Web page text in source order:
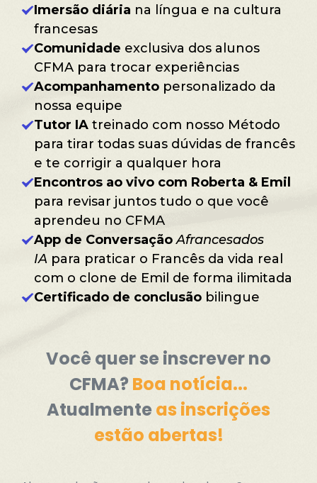
Imersão diária na língua e na cultura
francesas
Comunidade exclusiva dos alunos
CFMA para trocar experiências
Acompanhamento personalizado da
nossa equipe
Tutor IA treinado com nosso Método
para tirar todas suas dúvidas de francês
e te corrigir a qualquer hora
Encontros ao vivo com Roberta & Emil
para revisar juntos tudo o que você
aprendeu no CFMA
App de Conversação Afrancesados
IA para praticar o Francês da vida real
com o clone de Emil de forma ilimitada
Certificado de conclusão bilingue
Você quer se inscrever no
CFMA? Boa notícia...
Atualmente as inscrições
estão abertas!